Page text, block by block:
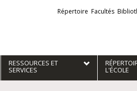
Liens
externes
Répertoire Facultés
RESSOURCES ET
SERVICES L'ÉCOLE